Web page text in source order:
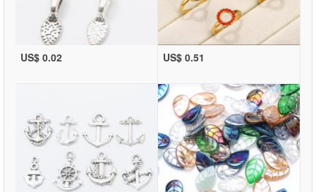
US$ 0.02 US$ 0.51